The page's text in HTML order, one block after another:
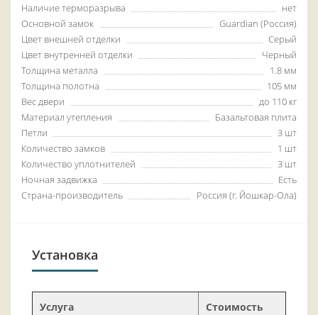
Наличие терморазрыва
нет
Основной замок
Guardian (Россия)
Цвет внешней отделки
Серый
Цвет внутренней отделки
Черный
Толщина металла
1.8 мм
Толщина полотна
105 мм
Вес двери
до 110 кг
Материал утепления
Базальтовая плита
Петли
3 шт
Количество замков
1 шт
Количество уплотнителей
3 шт
Ночная задвижка
Есть
Страна-производитель
Россия (г. Йошкар-Ола)
Установка
Услуга Стоимость